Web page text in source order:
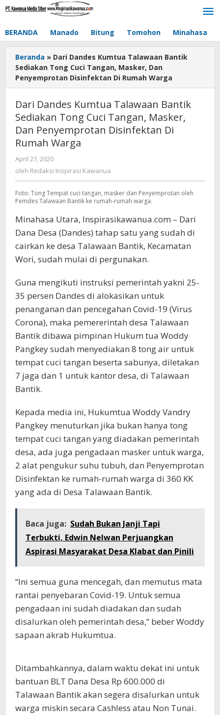
Lewati
BERANDA Manado Bitung Tomohon Minahasa
Beranda » Dari Dandes Kumtua Talawaan Bantik
Sediakan Tong Cuci Tangan, Masker, Dan
Penyemprotan Disinfektan Di Rumah Warga
Dari Dandes Kumtua Talawaan Bantik
Sediakan Tong Cuci Tangan, Masker,
Dan Penyemprotan Disinfektan Di
Rumah Warga
April 27, 2020
Redaksi
Inspirasi
oleh Redaksi Inspirasi Kawanua
Foto: Tong Tempat cuci tangan, masker dan Penyemprotan oleh
Pemdes Talawaan Bantik ke rumah-rumah warga.
Minahasa Utara, Inspirasikawanua.com – Dari
Dana Desa (Dandes) tahap satu yang sudah di
cairkan ke desa Talawaan Bantik, Kecamatan
Wori, sudah mulai di pergunakan.
Guna mengikuti instruksi pemerintah yakni 25-
35 persen Dandes di alokasikan untuk
penanganan dan pencegahan Covid-19 (Virus
Corona), maka pemererintah desa Talawaan
Bantik dibawa pimpinan Hukum tua Woddy
Pangkey sudah menyediakan 8 tong air untuk
tempat cuci tangan beserta sabunya, diletakan
7 jaga dan 1 untuk kantor desa, di Talawaan
Bantik.
Kepada media ini, Hukumtua Woddy Vandry
Pangkey menuturkan jika bukan hanya tong
tempat cuci tangan yang diadakan pemerintah
desa, ada juga pengadaan masker untuk warga,
2 alat pengukur suhu tubuh, dan Penyemprotan
Disinfektan ke rumah-rumah warga di 360 KK
yang ada di Desa Talawaan Bantik.
Baca juga: Sudah Bukan Janji Tapi
Terbukti, Edwin Nelwan Perjuangkan
Aspirasi Masyarakat Desa Klabat dan Pinili
“Ini semua guna mencegah, dan memutus mata
rantai penyebaran Covid-19. Untuk semua
pengadaan ini sudah diadakan dan sudah
disalurkan oleh pemerintah desa,” beber Woddy
sapaan akrab Hukumtua.
Ditambahkannya, dalam waktu dekat ini untuk
bantuan BLT Dana Desa Rp 600.000 di
Talawaan Bantik akan segera disalurkan untuk
warga miskin secara Cashless atau Non Tunai.